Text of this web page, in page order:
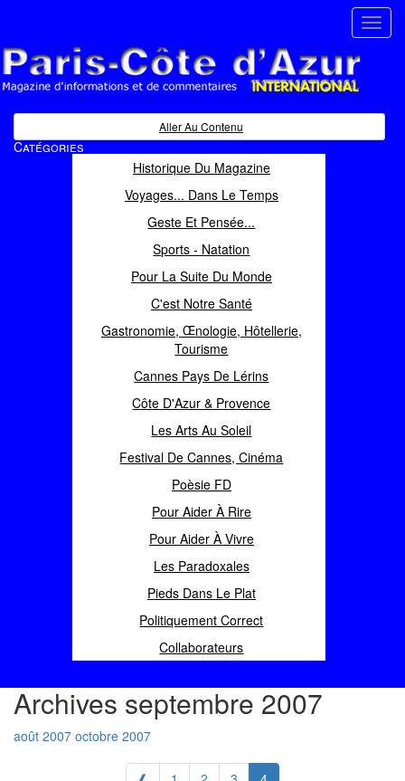
Magazine d'informations et de commentaires
Aller Au Contenu
Catégories
Historique Du Magazine
Voyages... Dans Le Temps
Geste Et Pensée...
Sports - Natation
Pour La Suite Du Monde
C'est Notre Santé
Gastronomie, Œnologie, Hôtellerie,
Tourisme
Cannes Pays De Lérins
Côte D'Azur & Provence
Les Arts Au Soleil
Festival De Cannes, Cinéma
Poèsie FD
Pour Aider À Rire
Pour Aider À Vivre
Les Paradoxales
Pieds Dans Le Plat
Politiquement Correct
Collaborateurs
Archives septembre 2007
août 2007 octobre 2007